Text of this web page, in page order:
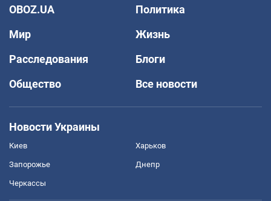
OBOZ.UA
Политика
Мир
Жизнь
Расследования
Блоги
Общество
Все новости
Новости Украины
Киев Харьков
Запорожье Днепр
Черкассы